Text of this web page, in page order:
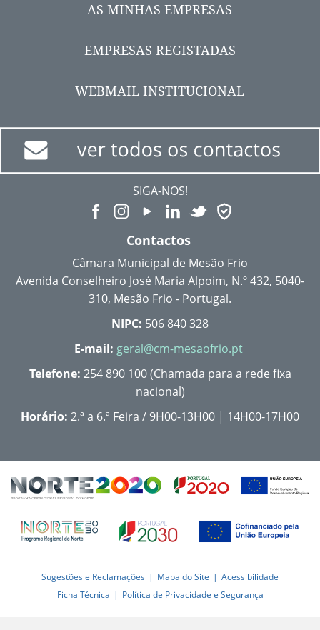
AS MINHAS EMPRESAS
EMPRESAS REGISTADAS
WEBMAIL INSTITUCIONAL
SIGA-NOS!
Contactos
Câmara Municipal de Mesão Frio
Avenida Conselheiro José Maria Alpoim, N.º 432, 5040-
310, Mesão Frio - Portugal.
NIPC: 506 840 328
E-mail: geral@cm-mesaofrio.pt
Telefone: 254 890 100 (Chamada para a rede fixa
nacional)
Horário: 2.ª a 6.ª Feira / 9H00-13H00 | 14H00-17H00
Sugestões e Reclamações Mapa do Site
Acessibilidade
Ficha Técnica
Política de Privacidade e Segurança